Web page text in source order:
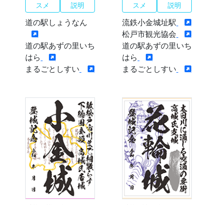
スメ
説明
道の駅しょうなん
道の駅あずの里いち
はら
まるごとしすい
スメ
説明
流鉄小金城址駅
松戸市観光協会
道の駅あずの里いち
はら
まるごとしすい